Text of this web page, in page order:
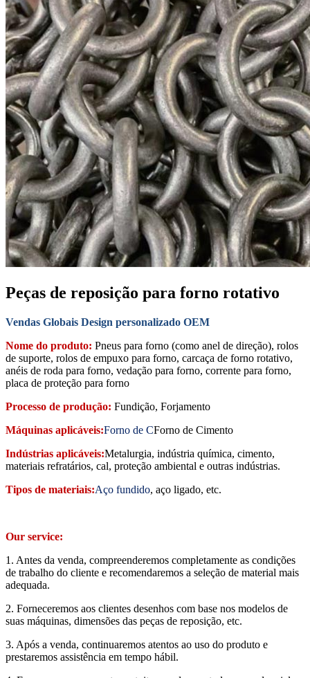
Peças de reposição para forno rotativo
Vendas Globais Design personalizado OEM
Nome do produto: Pneus para forno (como anel de direção), rolos
de suporte, rolos de empuxo para forno, carcaça de forno rotativo,
anéis de roda para forno, vedação para forno, corrente para forno,
placa de proteção para forno
Processo de produção: Fundição, Forjamento
Máquinas aplicáveis:Forno de CForno de Cimento
Indústrias aplicáveis:Metalurgia, indústria química, cimento,
materiais refratários, cal, proteção ambiental e outras indústrias.
Tipos de materiais:Aço fundido, aço ligado, etc.
Our service:
1. Antes da venda, compreenderemos completamente as condições
de trabalho do cliente e recomendaremos a seleção de material mais
adequada.
2. Forneceremos aos clientes desenhos com base nos modelos de
suas máquinas, dimensões das peças de reposição, etc.
3. Após a venda, continuaremos atentos ao uso do produto e
prestaremos assistência em tempo hábil.